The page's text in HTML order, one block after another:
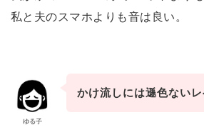
私と夫のスマホよりも音は良い。
ゆる子
かけ流しには遜色ないレ